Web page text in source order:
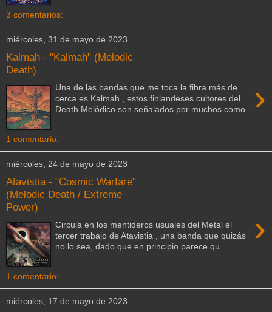
3 comentarios:
miércoles, 31 de mayo de 2023
Kalmah - "Kalmah" (Melodic
Death)
›
Una de las bandas que me toca la fibra más de
cerca es Kalmah , estos finlandeses cultores del
Death Melódico son señalados por muchos como
1 comentario:
miércoles, 24 de mayo de 2023
Atavistia - "Cosmic Warfare"
(Melodic Death / Extreme
Power)
›
Circula en los mentideros usuales del Metal el
tercer trabajo de Atavistia , una banda que quizás
no lo sea, dado que en principio parece qu...
1 comentario:
miércoles, 17 de mayo de 2023